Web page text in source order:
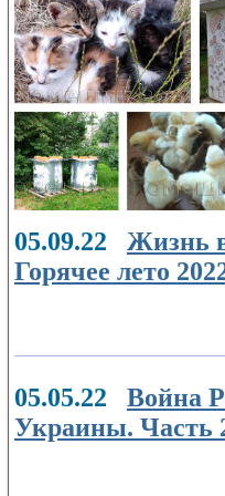
05.09.22 Жизнь
Горячее лето
05.05.22 Война
Украины. Часть